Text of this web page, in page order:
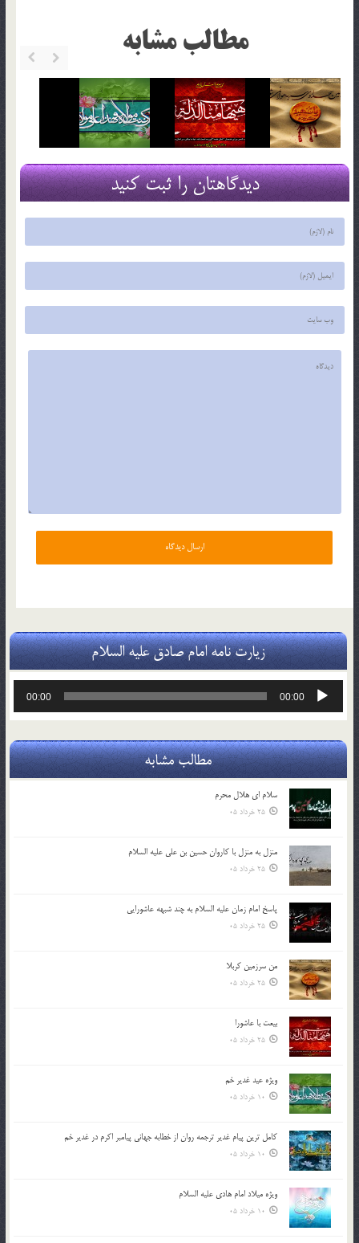
مطالب مشابه
دیدگاهتان را ثبت کنید
زیارت نامه امام صادق علیه السلام
پخش‌کننده
00:00
00:00
مطالب مشابه
سلام ای هلال محرم
25 خرداد 05
منزل به منزل با کاروان حسین بن علی علیه السلام
25 خرداد 05
پاسخ امام زمان علیه السلام به چند شبهه عاشورایی
25 خرداد 05
من سرزمین کربلا
25 خرداد 05
بیعت با عاشورا
25 خرداد 05
ویژه عید غدیر خم
10 خرداد 05
کامل ترین پیام غدیر ترجمه روان از خطابه جهانی پیامبر اکرم در غدیر خم
10 خرداد 05
ویژه میلاد امام هادی علیه السلام
10 خرداد 05